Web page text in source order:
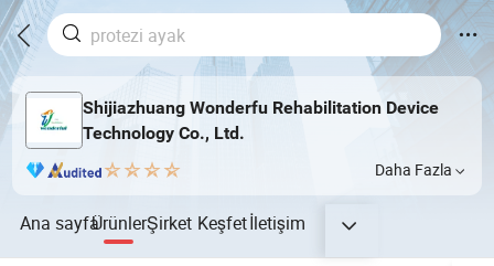
Shijiazhuang Wonderfu Rehabilitation Device
Technology Co., Ltd.
Daha Fazla
Ana sayfaÜrünlerŞirket Keşfetİletişim